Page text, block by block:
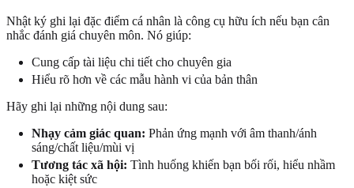
Nhật ký ghi lại đặc điểm cá nhân là công cụ hữu ích nếu bạn cân
nhắc đánh giá chuyên môn. Nó giúp:
Cung cấp tài liệu chi tiết cho chuyên gia
Hiểu rõ hơn về các mẫu hành vi của bản thân
Hãy ghi lại những nội dung sau:
Nhạy cảm giác quan: Phản ứng mạnh với âm thanh/ánh
sáng/chất liệu/mùi vị
Tương tác xã hội: Tình huống khiến bạn bối rối, hiểu nhầm
hoặc kiệt sức